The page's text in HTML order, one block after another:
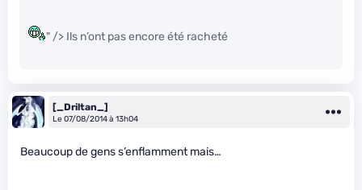
" /> Ils n’ont pas encore été racheté
[_Driltan_]
Le 07/08/2014 à 13h04
Beaucoup de gens s’enflamment mais…